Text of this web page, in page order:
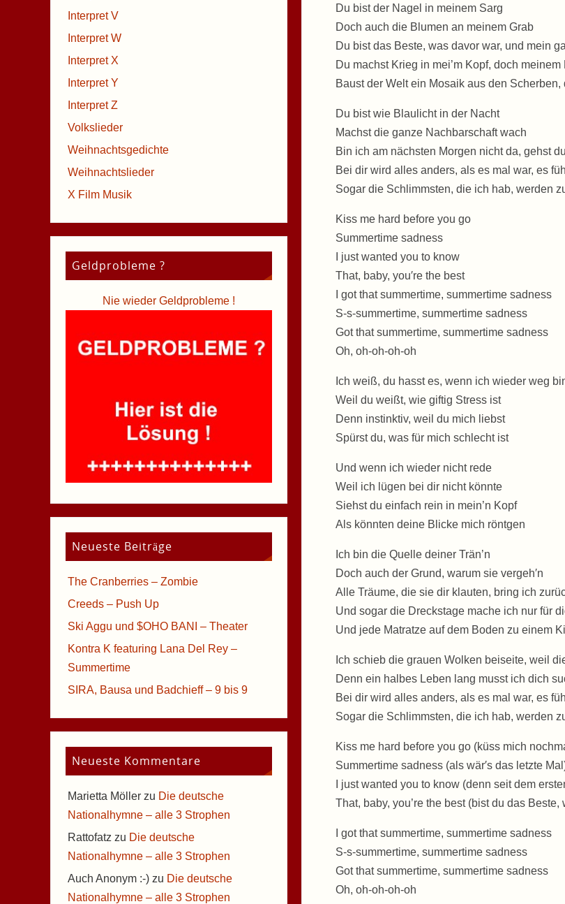
Du bist der Nagel in meinem Sarg
Doch auch die Blumen an meinem Grab
Du bist das Beste, was davor war, und mein
Du machst Krieg in mei’m Kopf, doch
Baust der Welt ein Mosaik aus den
Du bist wie Blaulicht in der Nacht
Machst die ganze Nachbarschaft wach
Bin ich am nächsten Morgen nicht da, gehst
Bei dir wird alles anders, als es mal war, es
Sogar die Schlimmsten, die ich hab, werden
Kiss me hard before you go
Summertime sadness
I just wanted you to know
That, baby, you′re the best
I got that summertime, summertime sadness
S-s-summertime, summertime sadness
Got that summertime, summertime sadness
Oh, oh-oh-oh-oh
Ich weiß, du hasst es, wenn ich wieder weg
Weil du weißt, wie giftig Stress ist
Denn instinktiv, weil du mich liebst
Spürst du, was für mich schlecht ist
Und wenn ich wieder nicht rede
Weil ich lügen bei dir nicht könnte
Siehst du einfach rein in mein’n Kopf
Als könnten deine Blicke mich röntgen
Ich bin die Quelle deiner Trän’n
Doch auch der Grund, warum sie vergeh′n
Alle Träume, die sie dir klauten, bring ich
Und sogar die Dreckstage mache ich nur für
Und jede Matratze auf dem Boden zu einem
Ich schieb die grauen Wolken beiseite, weil
Denn ein halbes Leben lang musst ich dich
Bei dir wird alles anders, als es mal war, es
Sogar die Schlimmsten, die ich hab, werden
Kiss me hard before you go (küss mich
Summertime sadness (als wär′s das letzte
I just wanted you to know (denn seit dem
That, baby, you’re the best (bist du das Beste,
I got that summertime, summertime sadness
S-s-summertime, summertime sadness
Got that summertime, summertime sadness
Oh, oh-oh-oh-oh
Interpret V
Interpret W
Interpret X
Interpret Y
Interpret Z
Volkslieder
Weihnachtsgedichte
Weihnachtslieder
X Film Musik
Geldprobleme ?
Nie wieder Geldprobleme !
Neueste Beiträge
The Cranberries – Zombie
Creeds – Push Up
Ski Aggu und $OHO BANI – Theater
Kontra K featuring Lana Del Rey –
Summertime
SIRA, Bausa und Badchieff – 9 bis 9
Neueste Kommentare
Marietta Möllerzu Die deutsche
Nationalhymne – alle 3 Strophen
Rattofatz zu Die deutsche
Nationalhymne – alle 3 Strophen
Auch Anonym :-)zu Die deutsche
Nationalhymne – alle 3 Strophen